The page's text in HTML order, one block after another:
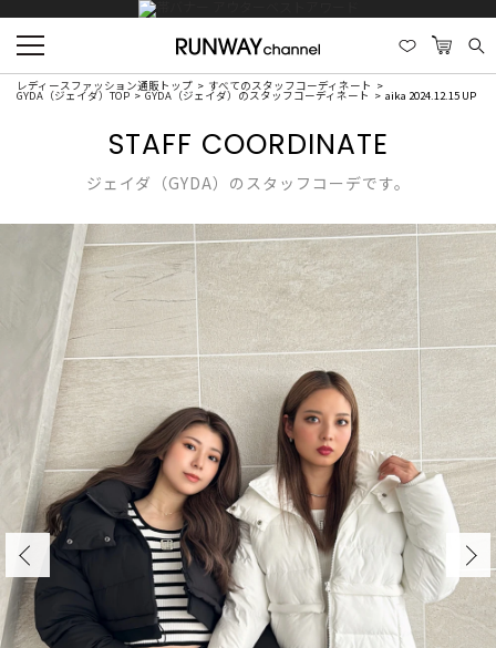
レディースファッション通販トップ すべてのスタッフコーディネート
GYDA（ジェイダ）TOP GYDA（ジェイダ）のスタッフコーディネート aika 2024.12.15 UP
STAFF COORDINATE
ジェイダ（GYDA）のスタッフコーデです。